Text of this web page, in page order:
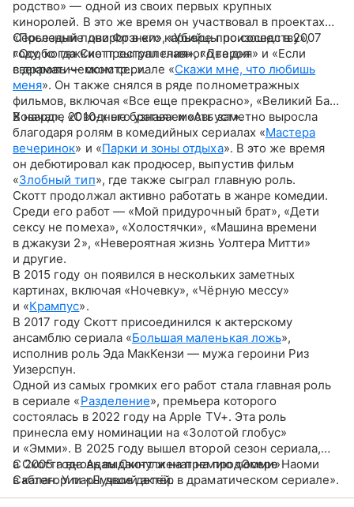
родство» — одной из своих первых крупных
киноролей. В это же время он участвовал в проектах
«Последние дни Фрэнки», «Убийцы по соседству»,
«Особо тяжкие преступления», «Два дня» и «Если
свекровь — монстр…».
Серьезный поворот в его карьере произошел в 2007
году, когда Скотт сыграл главного героя
в драматическом сериале «Скажи мне, что любишь
меня». Он также снялся в ряде полнометражных
фильмов, включая «Все еще прекрасно», «Великий Бак
Ховард», «Сводные братья» и «Август».
В начале 2010-х его узнаваемость заметно выросла
благодаря ролям в комедийных сериалах «Мастера
вечеринок» и «Парки и зоны отдыха». В это же время
он дебютировал как продюсер, выпустив фильм
«Злобный тип», где также сыграл главную роль.
Скотт продолжал активно работать в жанре комедии.
Среди его работ — «Мой придурочный брат», «Дети
сексу не помеха», «Холостячки», «Машина времени
в джакузи 2», «Невероятная жизнь Уолтера Митти»
и другие.
В 2015 году он появился в нескольких заметных
картинах, включая «Ночевку», «Чёрную мессу»
и «Крампус».
В 2017 году Скотт присоединился к актерскому
ансамблю сериала «Большая маленькая ложь»,
исполнив роль Эда МакКензи — мужа героини Риз
Уизерспун.
Одной из самых громких его работ стала главная роль
в сериале «Разделение», премьера которого
состоялась в 2022 году на Apple TV+. Эта роль
принесла ему номинации на «Золотой глобус»
и «Эмми». В 2025 году вышел второй сезон сериала,
а Скотта вновь выдвинули на премию «Эмми»
в категории «Лучший актёр в драматическом сериале».
С 2005 года Адам Скотт женат на продюсере Наоми
Саблан. У пары двое детей.